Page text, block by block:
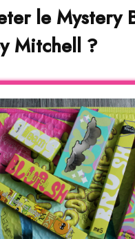
le Mystery
Mitchell ?